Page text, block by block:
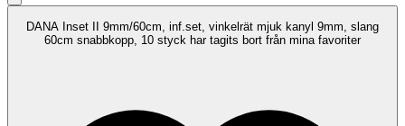
DANA Inset II 9mm/60cm, inf.set, vinkelrät mjuk kanyl 9mm, slang
60cm snabbkopp, 10 styck har tagits bort från mina favoriter